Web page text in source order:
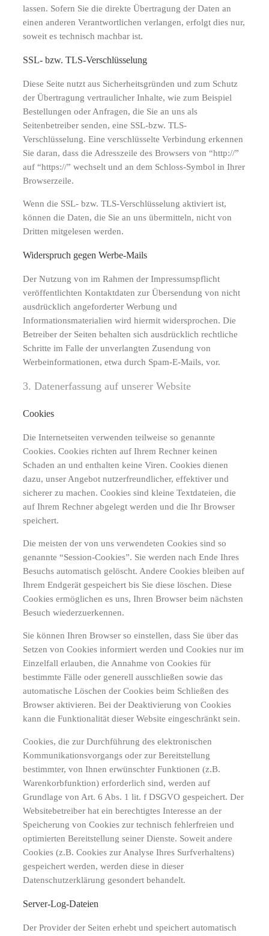
lassen. Sofern Sie die direkte Übertragung der Daten an
einen anderen Verantwortlichen verlangen, erfolgt dies nur,
soweit es technisch machbar ist.
SSL- bzw. TLS-Verschlüsselung
Diese Seite nutzt aus Sicherheitsgründen und zum Schutz
der Übertragung vertraulicher Inhalte, wie zum Beispiel
Bestellungen oder Anfragen, die Sie an uns als
Seitenbetreiber senden, eine SSL-bzw. TLS-
Verschlüsselung. Eine verschlüsselte Verbindung erkennen
Sie daran, dass die Adresszeile des Browsers von “http://”
auf “https://” wechselt und an dem Schloss-Symbol in Ihrer
Browserzeile.
Wenn die SSL- bzw. TLS-Verschlüsselung aktiviert ist,
können die Daten, die Sie an uns übermitteln, nicht von
Dritten mitgelesen werden.
Widerspruch gegen Werbe-Mails
Der Nutzung von im Rahmen der Impressumspflicht
veröffentlichten Kontaktdaten zur Übersendung von nicht
ausdrücklich angeforderter Werbung und
Informationsmaterialien wird hiermit widersprochen. Die
Betreiber der Seiten behalten sich ausdrücklich rechtliche
Schritte im Falle der unverlangten Zusendung von
Werbeinformationen, etwa durch Spam-E-Mails, vor.
3. Datenerfassung auf unserer Website
Cookies
Die Internetseiten verwenden teilweise so genannte
Cookies. Cookies richten auf Ihrem Rechner keinen
Schaden an und enthalten keine Viren. Cookies dienen
dazu, unser Angebot nutzerfreundlicher, effektiver und
sicherer zu machen. Cookies sind kleine Textdateien, die
auf Ihrem Rechner abgelegt werden und die Ihr Browser
speichert.
Die meisten der von uns verwendeten Cookies sind so
genannte “Session-Cookies”. Sie werden nach Ende Ihres
Besuchs automatisch gelöscht. Andere Cookies bleiben auf
Ihrem Endgerät gespeichert bis Sie diese löschen. Diese
Cookies ermöglichen es uns, Ihren Browser beim nächsten
Besuch wiederzuerkennen.
Sie können Ihren Browser so einstellen, dass Sie über das
Setzen von Cookies informiert werden und Cookies nur im
Einzelfall erlauben, die Annahme von Cookies für
bestimmte Fälle oder generell ausschließen sowie das
automatische Löschen der Cookies beim Schließen des
Browser aktivieren. Bei der Deaktivierung von Cookies
kann die Funktionalität dieser Website eingeschränkt sein.
Cookies, die zur Durchführung des elektronischen
Kommunikationsvorgangs oder zur Bereitstellung
bestimmter, von Ihnen erwünschter Funktionen (z.B.
Warenkorbfunktion) erforderlich sind, werden auf
Grundlage von Art. 6 Abs. 1 lit. f DSGVO gespeichert. Der
Websitebetreiber hat ein berechtigtes Interesse an der
Speicherung von Cookies zur technisch fehlerfreien und
optimierten Bereitstellung seiner Dienste. Soweit andere
Cookies (z.B. Cookies zur Analyse Ihres Surfverhaltens)
gespeichert werden, werden diese in dieser
Datenschutzerklärung gesondert behandelt.
Server-Log-Dateien
Der Provider der Seiten erhebt und speichert automatisch